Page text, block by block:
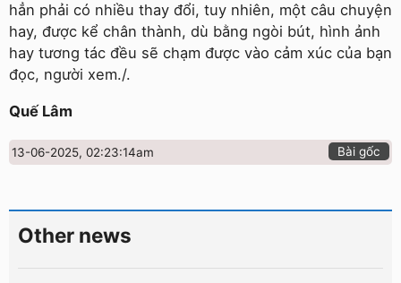
hẳn phải có nhiều thay đổi, tuy nhiên, một câu chuyện
hay, được kể chân thành, dù bằng ngòi bút, hình ảnh
hay tương tác đều sẽ chạm được vào cảm xúc của bạn
đọc, người xem./.
Quế Lâm
13-06-2025, 02:23:14am Bài gốc
Other news